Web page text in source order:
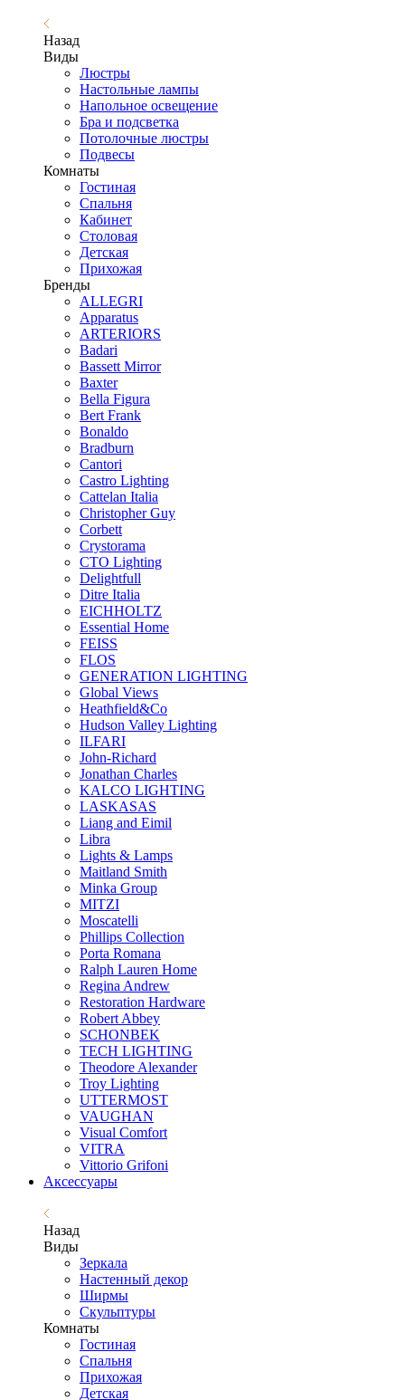
Назад
Виды
Люстры
Настольные лампы
Напольное освещение
Бра и подсветка
Потолочные люстры
Подвесы
Комнаты
Гостиная
Спальня
Кабинет
Столовая
Детская
Прихожая
Бренды
ALLEGRI
Apparatus
ARTERIORS
Badari
Bassett Mirror
Baxter
Bella Figura
Bert Frank
Bonaldo
Bradburn
Cantori
Castro Lighting
Cattelan Italia
Christopher Guy
Corbett
Crystorama
CTO Lighting
Delightfull
Ditre Italia
EICHHOLTZ
Essential Home
FEISS
FLOS
GENERATION LIGHTING
Global Views
Heathfield&Co
Hudson Valley Lighting
ILFARI
John-Richard
Jonathan Charles
KALCO LIGHTING
LASKASAS
Liang and Eimil
Libra
Lights & Lamps
Maitland Smith
Minka Group
MITZI
Moscatelli
Phillips Collection
Porta Romana
Ralph Lauren Home
Regina Andrew
Restoration Hardware
Robert Abbey
SCHONBEK
TECH LIGHTING
Theodore Alexander
Troy Lighting
UTTERMOST
VAUGHAN
Visual Comfort
VITRA
Vittorio Grifoni
Аксессуары
Назад
Виды
Зеркала
Настенный декор
Ширмы
Скульптуры
Комнаты
Гостиная
Спальня
Прихожая
Детская